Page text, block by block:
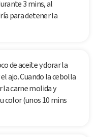
3 mins, al
para detener la
de aceite y dorar la
ajo. Cuando la cebolla
carne molida y
color (unos 10 mins